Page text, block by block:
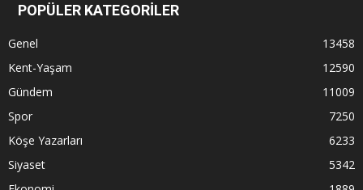
POPÜLER KATEGORİLER
Genel
13458
Kent-Yaşam
12590
Gündem
11009
Spor
7250
Köşe Yazarları
6233
Siyaset
5342